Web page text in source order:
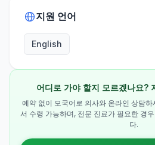
지원 언어
English
어디로 가야 할지 모르겠나요?
예약 없이 모국어로 의사와 온라인 상담
서 수령 가능하며, 전문 진료가 필요한 경
다.